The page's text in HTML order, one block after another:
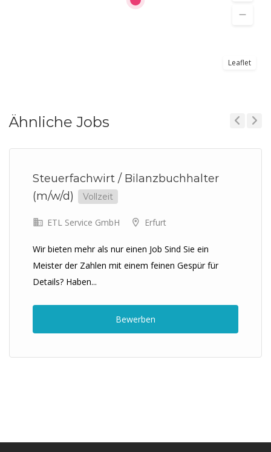
Leaflet
Ähnliche Jobs
Steuerfachwirt / Bilanzbuchhalter
(m/w/d)
Vollzeit
ETL Service GmbH Erfurt
Wir bieten mehr als nur einen Job Sind Sie ein
Meister der Zahlen mit einem feinen Gespür für
Details? Haben...
Bewerben